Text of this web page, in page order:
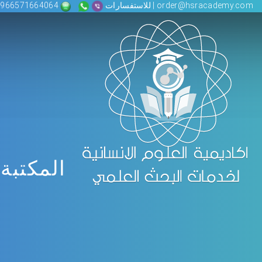
order@hsracademy.com | للاستفسارات 00966571664064